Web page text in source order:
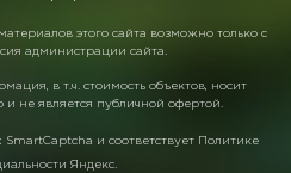
этого сайта возможно только с
администрации сайта.
в т.ч. стоимость объектов, носит
не является публичной офертой.
SmartCaptcha и соответствует Политике
Яндекс.